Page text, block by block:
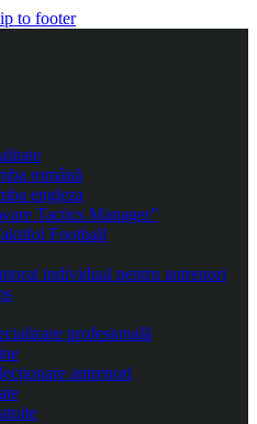
to footer
română
engleza
Tactics Manager”
Football
individual pentru antrenori
profesională
antrenori